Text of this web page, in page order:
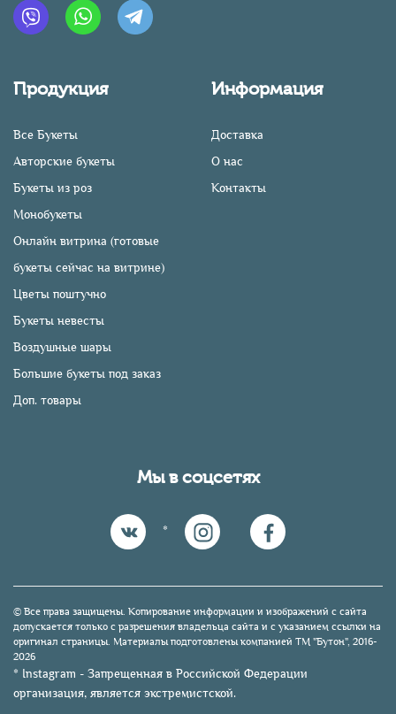
Продукция
Все Букеты
Авторские букеты
Букеты из роз
Монобукеты
Онлайн витрина (готовые
букеты сейчас на витрине)
Цветы поштучно
Букеты невесты
Воздушные шары
Большие букеты под заказ
Доп. товары
Информация
Доставка
О нас
Контакты
Мы в соцсетях
*
© Все права защищены. Копирование информации и изображений с сайта
допускается только с разрешения владельца сайта и с указанием ссылки на
оригинал страницы. Материалы подготовлены компанией TM "Бутон", 2016-
2026
* Instagram - Запрещенная в Российской Федерации
организация, является экстремистской.